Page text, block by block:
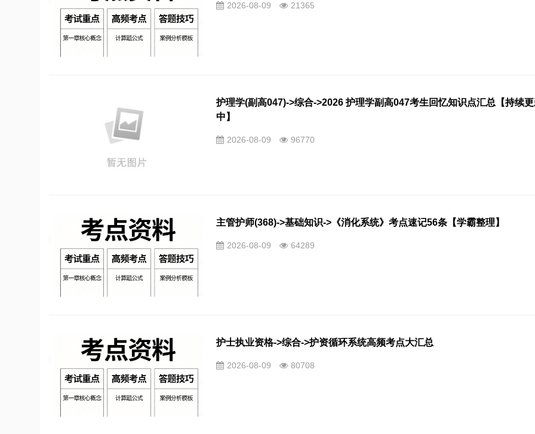
2026-08-09 21365
护理学(副高047)->综合->2026 护理学副高047考生回忆知识点汇总【持续
中】
2026-08-09 96770
主管护师(368)->基础知识->《消化系统》考点速记56条【学霸整理】
2026-08-09 64289
护士执业资格->综合->护资循环系统高频考点大汇总
2026-08-09 80708